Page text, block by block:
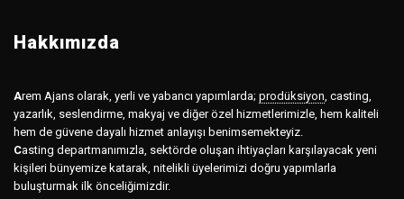
Hakkımızda
Arem Ajans olarak, yerli ve yabancı yapımlarda; prodüksiyon, casting,
yazarlık, seslendirme, makyaj ve diğer özel hizmetlerimizle, hem kaliteli
hem de güvene dayalı hizmet anlayışı benimsemekteyiz.
Casting departmanımızla, sektörde oluşan ihtiyaçları karşılayacak yeni
kişileri bünyemize katarak, nitelikli üyelerimizi doğru yapımlarla
buluşturmak ilk önceliğimizdir.